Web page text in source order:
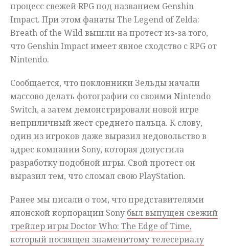
процесс свежей RPG под названием Genshin
Impact. При этом фанаты The Legend of Zelda:
Breath of the Wild вышли на протест из-за того,
что Genshin Impact имеет явное сходство с RPG от
Nintendo.
Сообщается, что поклонники Зельды начали
массово делать фотографии со своими Nintendo
Switch, а затем демонстрировали новой игре
неприличный жест среднего пальца. К слову,
один из игроков даже выразил недовольство в
адрес компании Sony, которая допустила
разработку подобной игры. Свой протест он
выразил тем, что сломал свою PlayStation.
Ранее мы писали о том, что представителями
японской корпорации Sony был выпущен свежий
трейлер игры Doctor Who: The Edge of Time,
который посвящен знаменитому телесериалу